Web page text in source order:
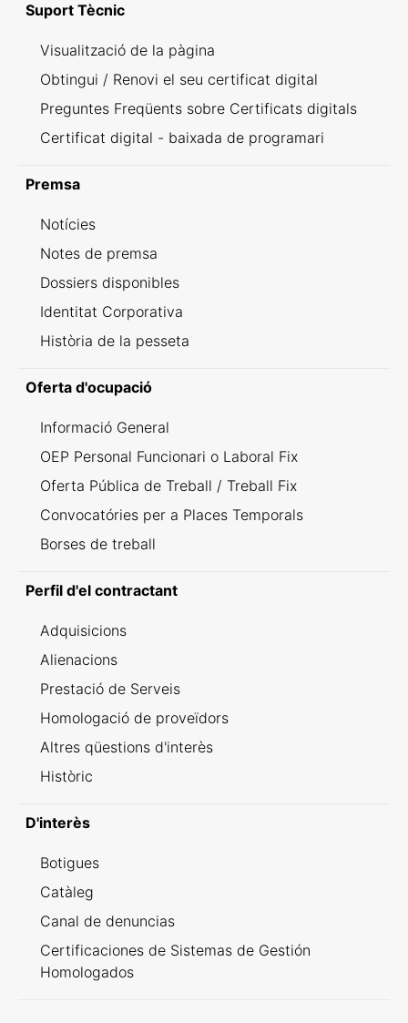
Suport Tècnic
Visualització de la pàgina
Obtingui / Renovi el seu certificat digital
Preguntes Freqüents sobre Certificats digitals
Certificat digital - baixada de programari
Premsa
Notícies
Notes de premsa
Dossiers disponibles
Identitat Corporativa
Història de la pesseta
Oferta d'ocupació
Informació General
OEP Personal Funcionari o Laboral Fix
Oferta Pública de Treball / Treball Fix
Convocatóries per a Places Temporals
Borses de treball
Perfil d'el contractant
Adquisicions
Alienacions
Prestació de Serveis
Homologació de proveïdors
Altres qüestions d'interès
Històric
D'interès
Botigues
Catàleg
Canal de denuncias
Certificaciones de Sistemas de Gestión
Homologados